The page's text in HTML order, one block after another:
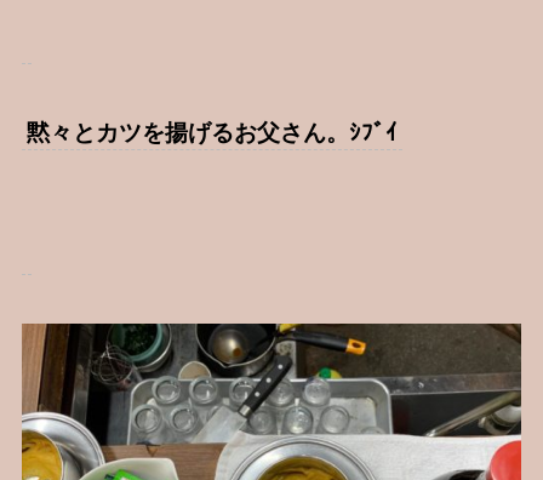
黙々とカツを揚げるお父さん。ｼﾌﾞｲ